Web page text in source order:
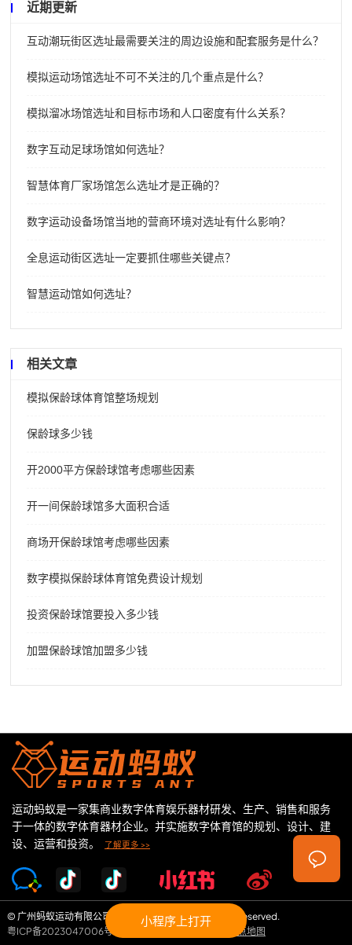
近期更新
互动潮玩街区选址最需要关注的周边设施和配套服务是什么？
模拟运动场馆选址不可不关注的几个重点是什么？
模拟溜冰场馆选址和目标市场和人口密度有什么关系？
数字互动足球场馆如何选址？
智慧体育厂家场馆怎么选址才是正确的？
数字运动设备场馆当地的营商环境对选址有什么影响？
全息运动街区选址一定要抓住哪些关键点？
智慧运动馆如何选址？
相关文章
模拟保龄球体育馆整场规划
保龄球多少钱
开2000平方保龄球馆考虑哪些因素
开一间保龄球馆多大面积合适
商场开保龄球馆考虑哪些因素
数字模拟保龄球体育馆免费设计规划
投资保龄球馆要投入多少钱
加盟保龄球馆加盟多少钱
运动蚂蚁是一家集商业数字体育娱乐器材研发、生产、销售和服务
于一体的数字体育器材企业。并实施数字体育馆的规划、设计、建
设、运营和投资。
了解更多 >>
© 广州蚂蚁运动有限公司 Copyright©2026 All Rights Reserved.
粤ICP备2023047006号| 站点地图
小程序上打开